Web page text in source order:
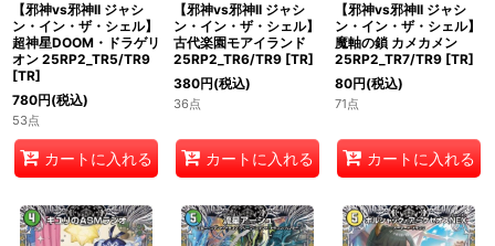
【邪神vs邪神II ジャシ
ン・イン・ザ・シェル】
超神星DOOM・ドラゲリ
オン 25RP2_TR5/TR9
[TR]
780円(税込)
53点
カートに入れる
【邪神vs邪神II ジャシ
ン・イン・ザ・シェル】
古代楽園モアイランド
25RP2_TR6/TR9 [TR]
380円(税込)
36点
カートに入れる
【邪神vs邪神II ジャシ
ン・イン・ザ・シェル】
魔軸の鎖 カメカメン
25RP2_TR7/TR9 [TR]
80円(税込)
71点
カートに入れる